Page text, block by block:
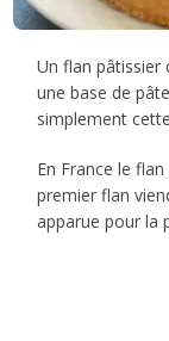
Un flan pâtissier
une base de
simplement
En France le
premier flan
apparue pour la